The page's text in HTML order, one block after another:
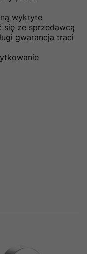
wykryte
się ze sprzedawcą
gwarancja traci